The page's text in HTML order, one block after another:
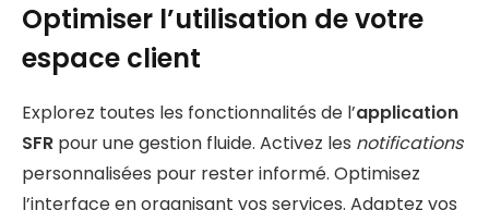
Optimiser l’utilisation de votre
espace client
Explorez toutes les fonctionnalités de l’application
SFR pour une gestion fluide. Activez les notifications
personnalisées pour rester informé. Optimisez
l’interface en organisant vos services. Adaptez vos